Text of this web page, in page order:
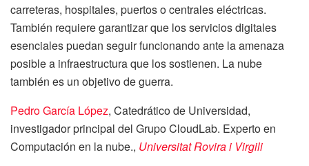
carreteras, hospitales, puertos o centrales eléctricas.
También requiere garantizar que los servicios digitales
esenciales puedan seguir funcionando ante la amenaza
posible a infraestructura que los sostienen. La nube
también es un objetivo de guerra.
Pedro García López, Catedrático de Universidad,
investigador principal del Grupo CloudLab. Experto en
Computación en la nube., Universitat Rovira i Virgili